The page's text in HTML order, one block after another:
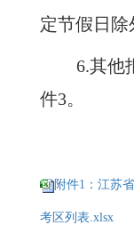
定节假日除
6.其他
件3。
附件1：江苏
考区列表.xlsx